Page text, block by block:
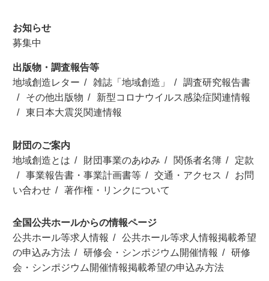
お知らせ
募集中
出版物・調査報告等
地域創造レター
雑誌「地域創造」
調査研究報告書
その他出版物
新型コロナウイルス感染症関連情報
東日本大震災関連情報
財団のご案内
地域創造とは
財団事業のあゆみ 関係者名簿
定款
事業報告書・事業計画書等
交通・アクセス
お問
い合わせ
著作権・リンクについて
全国公共ホールからの情報ページ
公共ホール等求人情報
公共ホール等求人情報掲載希望
の申込み方法
研修会・シンポジウム開催情報
研修
会・シンポジウム開催情報掲載希望の申込み方法